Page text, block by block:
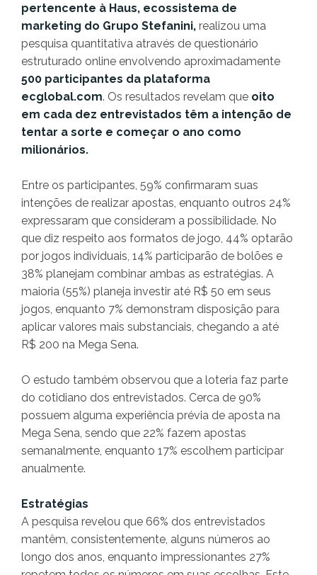
pertencente à Haus, ecossistema de
marketing do Grupo Stefanini, realizou uma
pesquisa quantitativa através de questionário
estruturado online envolvendo aproximadamente
500 participantes da plataforma
ecglobal.com. Os resultados revelam que oito
em cada dez entrevistados têm a intenção de
tentar a sorte e começar o ano como
milionários.
Entre os participantes, 59% confirmaram suas
intenções de realizar apostas, enquanto outros 24%
expressaram que consideram a possibilidade. No
que diz respeito aos formatos de jogo, 44% optarão
por jogos individuais, 14% participarão de bolões e
38% planejam combinar ambas as estratégias. A
maioria (55%) planeja investir até R$ 50 em seus
jogos, enquanto 7% demonstram disposição para
aplicar valores mais substanciais, chegando a até
R$ 200 na Mega Sena.
O estudo também observou que a loteria faz parte
do cotidiano dos entrevistados. Cerca de 90%
possuem alguma experiência prévia de aposta na
Mega Sena, sendo que 22% fazem apostas
semanalmente, enquanto 17% escolhem participar
anualmente.
Estratégias
A pesquisa revelou que 66% dos entrevistados
mantêm, consistentemente, alguns números ao
longo dos anos, enquanto impressionantes 27%